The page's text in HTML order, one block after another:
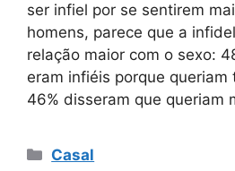
ser infiel por se sentirem
homens, parece que a
relação maior com o sexo:
eram infiéis porque queriam
46% disseram que queriam
Categorias
Casal